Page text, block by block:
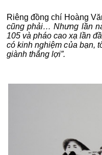
Riêng đồng chí Hoàng
cũng phải… Nhưng lần
105 và pháo cao xạ lần
có kinh nghiệm của bạn,
giành thắng lợi”.